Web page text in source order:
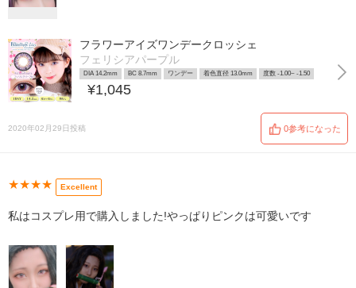
フラワーアイズワンデークロッシェ
フェリシアパープル
DIA 14.2mm BC 8.7mm ワンデー 着色直径 13.0mm 度数 -1.00~ -1.50
¥1,045
2020年02月29日投稿 0参考になった
★★★★ Excellent
私はコスプレ用で購入しました!やっぱりピンクは可愛いです